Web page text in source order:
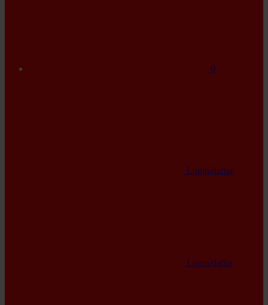
0
Login/daftar
Login/daftar